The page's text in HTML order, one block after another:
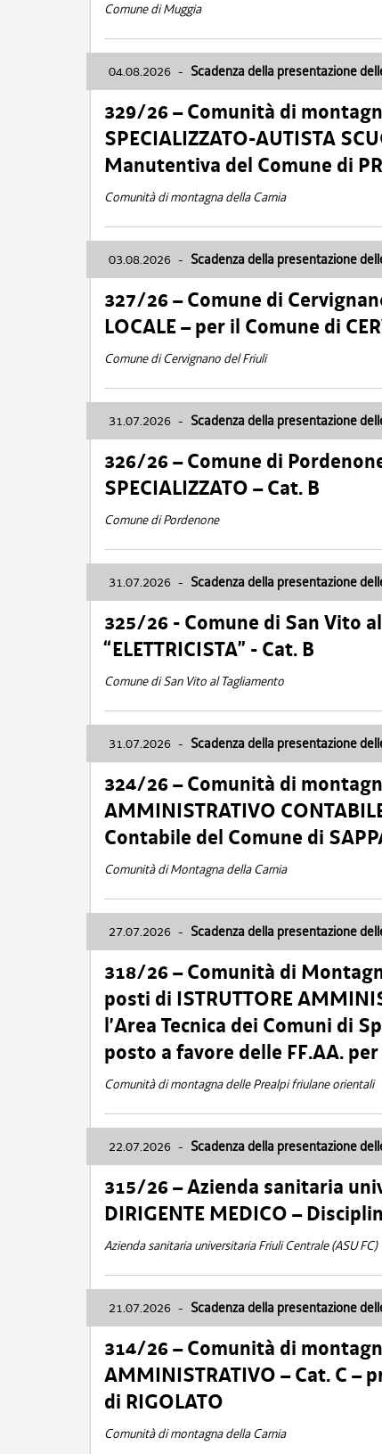
Comune di Muggia
04.08.2026 - Scadenza della presentazione
329/26 – Comunità di
SPECIALIZZATO-AUTISTA
Manutentiva del Comune di
Comunità di montagna della Carnia
03.08.2026 - Scadenza della presentazione
327/26 – Comune di
LOCALE – per il Comune di
Comune di Cervignano del Friuli
31.07.2026 - Scadenza della presentazione
326/26 – Comune di
SPECIALIZZATO – Cat. B
Comune di Pordenone
31.07.2026 - Scadenza della presentazione
325/26 - Comune di San Vito
“ELETTRICISTA” - Cat. B
Comune di San Vito al Tagliamento
31.07.2026 - Scadenza della presentazione
324/26 – Comunità di
AMMINISTRATIVO
Contabile del Comune di
Comunità di Montagna della Carnia
27.07.2026 - Scadenza della presentazione
318/26 – Comunità di
posti di ISTRUTTORE
l’Area Tecnica dei Comuni di
posto a favore delle FF.AA.
Comunità di montagna delle Prealpi friulane orientali
22.07.2026 - Scadenza della presentazione
315/26 – Azienda sanitaria
DIRIGENTE MEDICO –
Azienda sanitaria universitaria Friuli Centrale (ASU FC)
21.07.2026 - Scadenza della presentazione
314/26 – Comunità di
AMMINISTRATIVO – Cat. C –
di RIGOLATO
Comunità di montagna della Carnia